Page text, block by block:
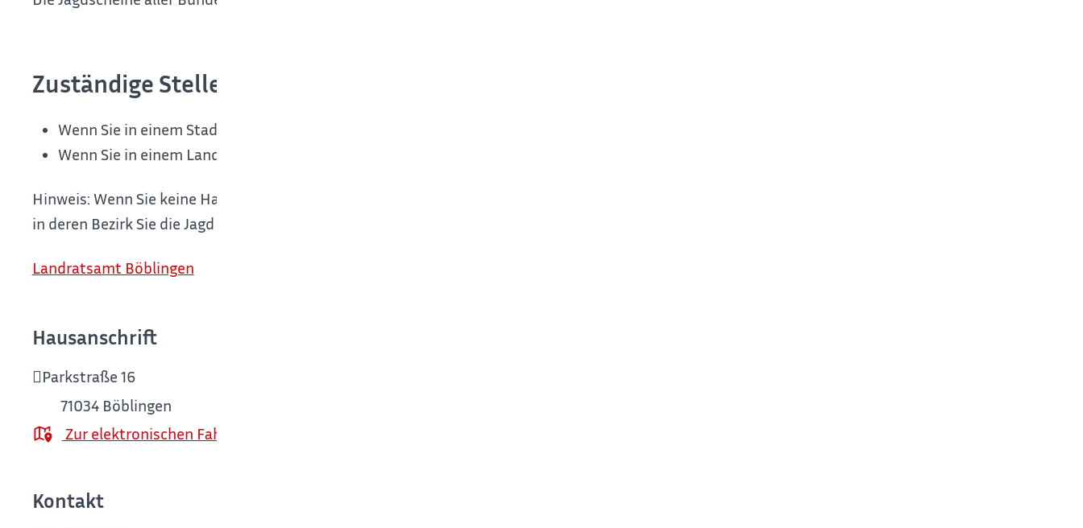
Zuständige Stelle
Wenn Sie in einem Stadtkreis wohnen: Die Stadtverwaltung
Wenn Sie in einem Landkreis wohnen: Das Landratsamt
Hinweis: Wenn Sie keine Hauptwohnung in Baden-Württemberg haben, ist die Verwaltung des Stadt-/Landkreises zuständig,
in deren Bezirk Sie die Jagd ausüben wollen.
Landratsamt Böblingen
Hausanschrift
Parkstraße 16
71034 Böblingen
Zur elektronischen Fahrplanauskunft
Kontakt